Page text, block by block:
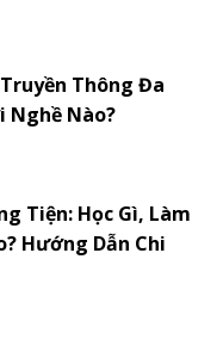
Thông Đa
Nghề Nào?
Tiện: Học Gì, Làm
Hướng Dẫn Chi